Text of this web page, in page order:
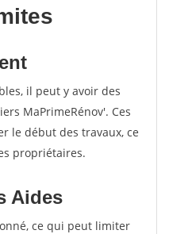
il peut y avoir des
MaPrimeRénov'. Ces
le début des travaux, ce
propriétaires.
Aides
ce qui peut limiter